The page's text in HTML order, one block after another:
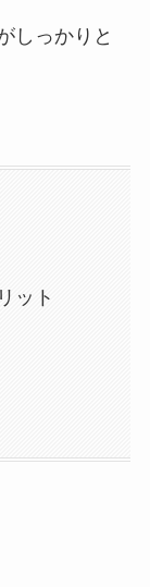
しっかりと
ット